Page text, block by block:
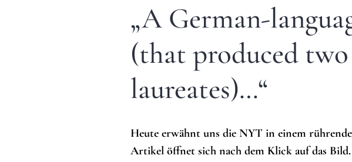
„A German-
(that produced
laureates)…“
Heute erwähnt uns die NYT in einem
Artikel öffnet sich nach dem Klick auf das Bild.